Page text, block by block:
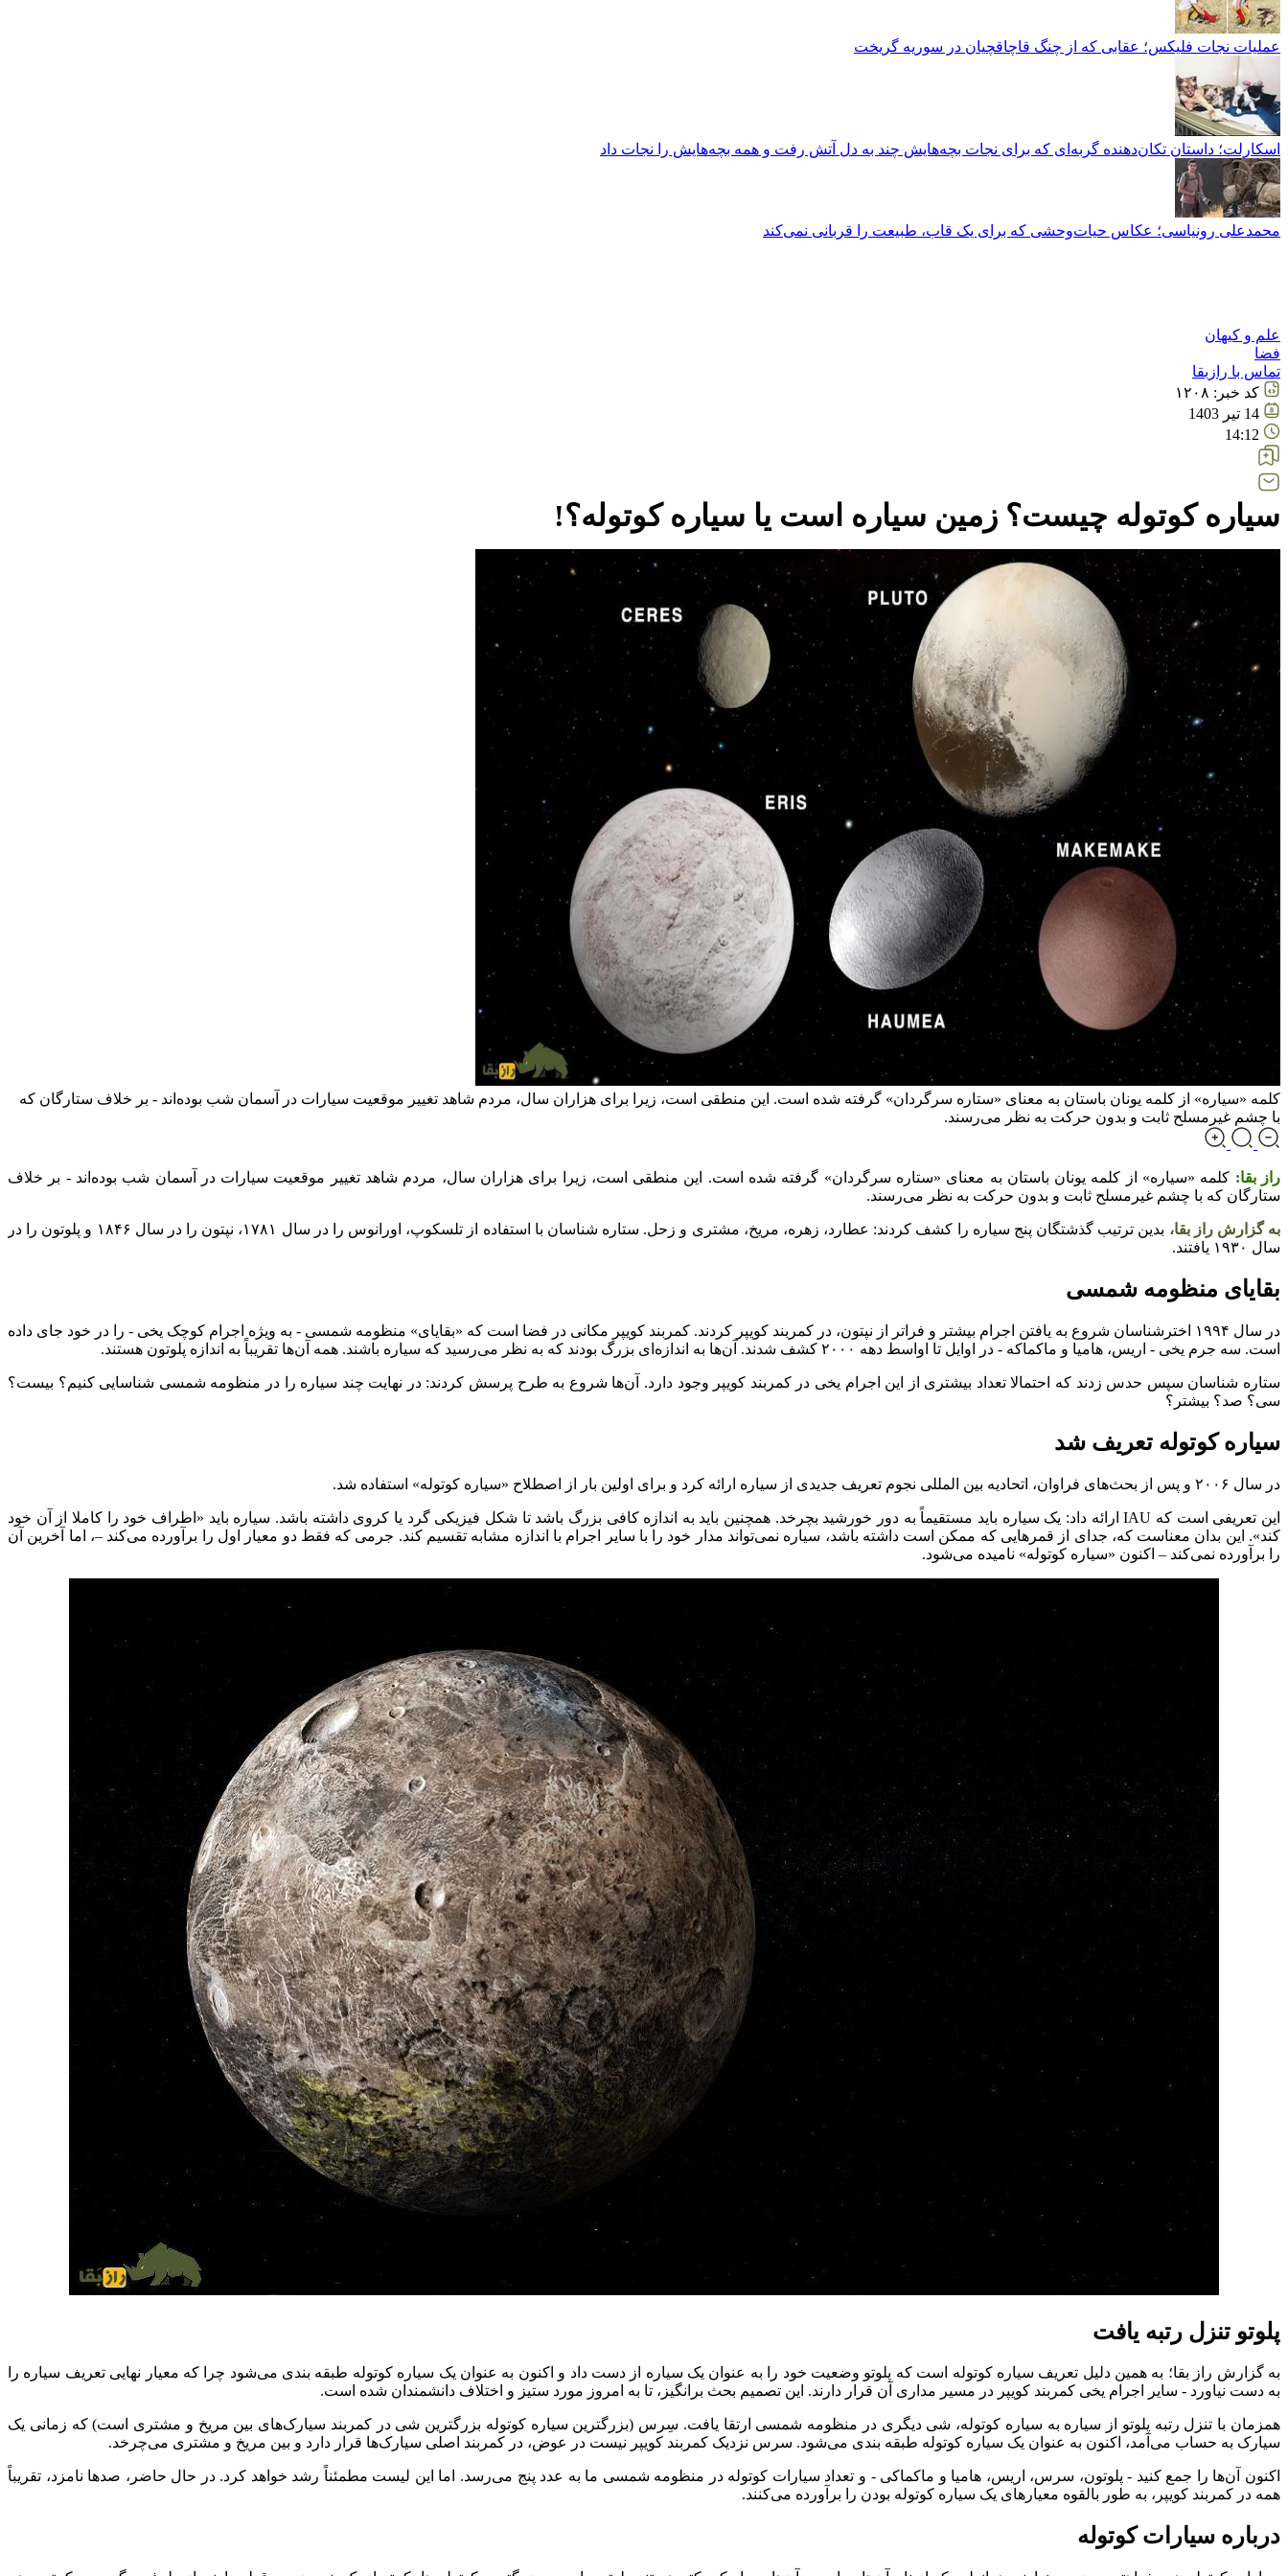
عملیات نجات فلیکس؛ عقابی که از چنگ قاچاقچیان در سوریه گریخت
اسکارلت؛ داستان تکان‌دهنده گربه‌ای که برای نجات بچه‌هایش چند به دل آتش رفت و همه بچه‌هایش را نجات داد
محمدعلی رونیاسی؛ عکاس حیات‌وحشی که برای یک قاب، طبیعت را قربانی نمی‌کند
علم و کیهان
فضا
تماس با رازبقا
کد خبر: ۱۲۰۸
14 تير 1403
14:12
سیاره کوتوله چیست؟ زمین سیاره است یا سیاره کوتوله؟!
کلمه «سیاره» از کلمه یونان باستان به معنای «ستاره سرگردان» گرفته شده است. این منطقی است، زیرا برای هزاران سال، مردم شاهد تغییر موقعیت سیارات در آسمان شب بوده‌اند - بر خلاف ستارگان که
با چشم غیرمسلح ثابت و بدون حرکت به نظر می‌رسند.
راز بقا: کلمه «سیاره» از کلمه یونان باستان به معنای «ستاره سرگردان» گرفته شده است. این منطقی است، زیرا برای هزاران سال، مردم شاهد تغییر موقعیت سیارات در آسمان شب بوده‌اند - بر خلاف
ستارگان که با چشم غیرمسلح ثابت و بدون حرکت به نظر می‌رسند.
به گزارش راز بقا،
بدین ترتیب گذشتگان پنج سیاره را کشف کردند: عطارد، زهره، مریخ، مشتری و زحل. ستاره شناسان با استفاده از تلسکوپ، اورانوس را در سال ۱۷۸۱، نپتون را در سال ۱۸۴۶ و پلوتون را در
سال ۱۹۳۰ یافتند.
بقایای منظومه شمسی
در سال ۱۹۹۴ اخترشناسان شروع به یافتن اجرام بیشتر و فراتر از نپتون، در کمربند کویپر کردند. کمربند کویپر مکانی در فضا است که «بقایای» منظومه شمسی - به ویژه اجرام کوچک یخی - را در خود جای داده
است. سه جرم یخی - اریس، هامیا و ماکماکه - در اوایل تا اواسط دهه ۲۰۰۰ کشف شدند. آن‌ها به اندازه‌ای بزرگ بودند که به نظر می‌رسید که سیاره باشند. همه آن‌ها تقریباً به اندازه پلوتون هستند.
ستاره شناسان سپس حدس زدند که احتمالا تعداد بیشتری از این اجرام یخی در کمربند کویپر وجود دارد. آن‌ها شروع به طرح پرسش کردند: در نهایت چند سیاره را در منظومه شمسی شناسایی کنیم؟ بیست؟
سی؟ صد؟ بیشتر؟
سیاره کوتوله تعریف شد
در سال ۲۰۰۶ و پس از بحث‌های فراوان، اتحادیه بین المللی نجوم تعریف جدیدی از سیاره ارائه کرد و برای اولین بار از اصطلاح «سیاره کوتوله» استفاده شد.
این تعریفی است که IAU ارائه داد: یک سیاره باید مستقیماً به دور خورشید بچرخد. همچنین باید به اندازه کافی بزرگ باشد تا شکل فیزیکی گرد یا کروی داشته باشد. سیاره باید «اطراف خود را کاملا از آن خود
کند». این بدان معناست که، جدای از قمر‌هایی که ممکن است داشته باشد، سیاره نمی‌تواند مدار خود را با سایر اجرام با اندازه مشابه تقسیم کند. جرمی که فقط دو معیار اول را برآورده می‌کند –، اما آخرین آن
را برآورده نمی‌کند – اکنون «سیاره کوتوله» نامیده می‌شود.
پلوتو تنزل رتبه یافت
به گزارش راز بقا؛ به همین دلیل تعریف سیاره کوتوله است که پلوتو وضعیت خود را به عنوان یک سیاره از دست داد و اکنون به عنوان یک سیاره کوتوله طبقه بندی می‌شود چرا که معیار نهایی تعریف سیاره را
به دست نیاورد - سایر اجرام یخی کمربند کویپر در مسیر مداری آن قرار دارند. این تصمیم بحث برانگیز، تا به امروز مورد ستیز و اختلاف دانشمندان شده است.
همزمان با تنزل رتبه پلوتو از سیاره به سیاره کوتوله، شی دیگری در منظومه شمسی ارتقا یافت. سِرس (بزرگترین سیاره کوتوله بزرگترین شی در کمربند سیارک‌های بین مریخ و مشتری است) که زمانی یک
سیارک به حساب می‌آمد، اکنون به عنوان یک سیاره کوتوله طبقه بندی می‌شود. سرس نزدیک کمربند کویپر نیست در عوض، در کمربند اصلی سیارک‌ها قرار دارد و بین مریخ و مشتری می‌چرخد.
اکنون آن‌ها را جمع کنید - پلوتون، سرس، اریس، هامیا و ماکماکی - و تعداد سیارات کوتوله در منظومه شمسی ما به عدد پنج می‌رسد. اما این لیست مطمئناً رشد خواهد کرد. در حال حاضر، صد‌ها نامزد، تقریباً
همه در کمربند کویپر، به طور بالقوه معیار‌های یک سیاره کوتوله بودن را برآورده می‌کنند.
درباره سیارات کوتوله